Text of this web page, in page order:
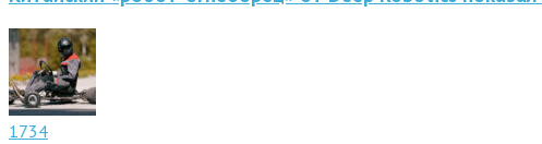
1734